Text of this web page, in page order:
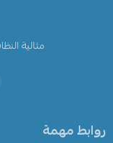
مثالية
روابط مهمة